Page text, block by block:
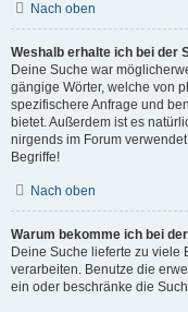
Nach oben
Weshalb erhalte ich bei der
Deine Suche war
gängige Wörter, welche von
spezifischere Anfrage und
bietet. Außerdem ist es
nirgends im Forum
Begriffe!
Nach oben
Warum bekomme ich bei
Deine Suche lieferte zu viele
verarbeiten. Benutze die
ein oder beschränke die